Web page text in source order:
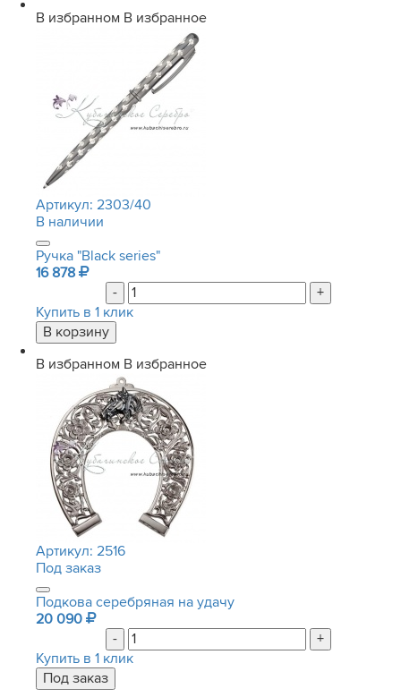
В избранном В избранное
Артикул: 2303/40
В наличии
Ручка "Black series"
16 878
-
+
Купить в 1 клик
В избранном В избранное
Артикул: 2516
Под заказ
Подкова серебряная на удачу
20 090
-
+
Купить в 1 клик